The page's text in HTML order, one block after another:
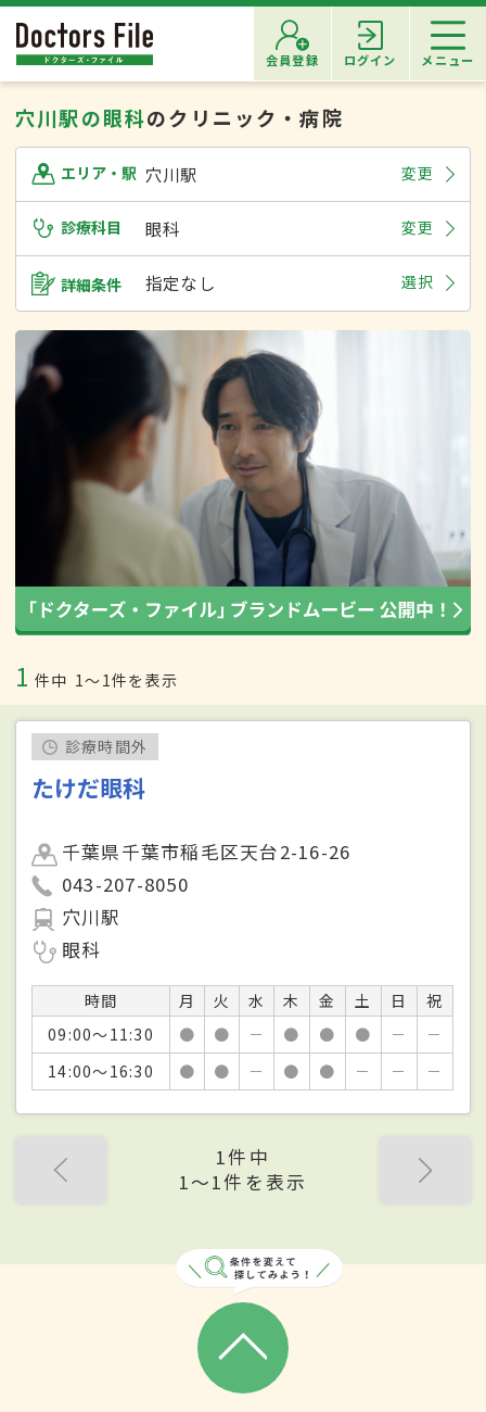
会員登録 ログイン メニュー
穴川駅の眼科のクリニック・病院
エリア・駅 穴川駅 変更
診療科目 眼科 変更
詳細条件 指定なし 選択
1 件中 1〜1件を表示
診療時間外
たけだ眼科
千葉県千葉市稲毛区天台2-16-26
043-207-8050
穴川駅
眼科
時間 月 火 水 木 金 土 日
祝
09:00～11:30
● ● － ● ● ● －
－
14:00～16:30
● ● － ● ● － － －
1件中
1〜1件を表示